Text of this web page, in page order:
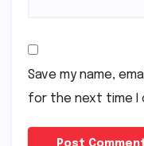
Save my name,
for the next time I